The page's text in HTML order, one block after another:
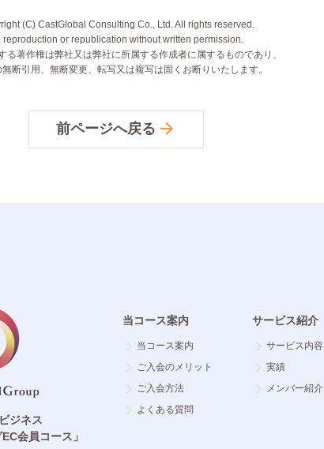
(C) CastGlobal Consulting Co., Ltd. All rights reserved.
reproduction or republication without written permission.
る著作権は弊社又は弊社に所属する作成者に属するものであり、
断引用、無断変更、転写又は複写は固くお断りいたします。
前ページへ戻る
ジネス
会員コース」
当コース案内
当コース案内
ご入会のメリット
ご入会方法
よくある質問
サービス紹介
サービス内容
実績
メンバー紹介